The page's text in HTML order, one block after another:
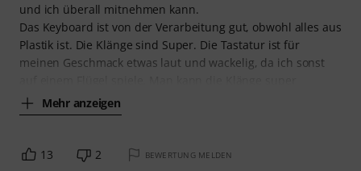
und ich überall mitnehmen kann.
Das Keyboard ist von der Verarbeitung gut, obwohl alles aus
Plastik ist. Die Klänge sind Super. Die Tastatur ist für
meinen Geschmack etwas laut und wackelig, da ich sonst
Mehr anzeigen
13 2 BEWERTUNG MELDEN